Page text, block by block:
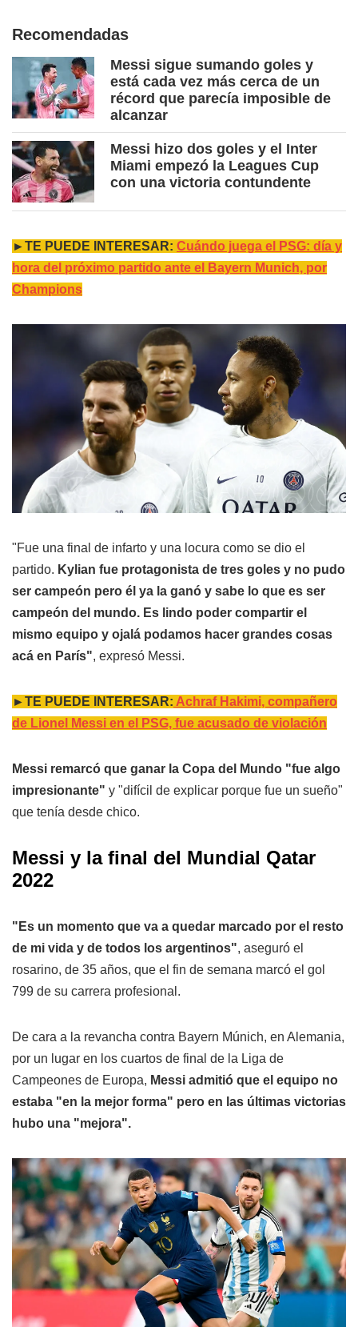
Recomendadas
Messi sigue sumando goles y
está cada vez más cerca de un
récord que parecía imposible de
alcanzar
Messi hizo dos goles y el Inter
Miami empezó la Leagues Cup
con una victoria contundente
►TE PUEDE INTERESAR: Cuándo juega el PSG: día y
hora del próximo partido ante el Bayern Munich, por
Champions
"Fue una final de infarto y una locura como se dio el
partido. Kylian fue protagonista de tres goles y no pudo
ser campeón pero él ya la ganó y sabe lo que es ser
campeón del mundo. Es lindo poder compartir el
mismo equipo y ojalá podamos hacer grandes cosas
acá en París", expresó Messi.
►TE PUEDE INTERESAR: Achraf Hakimi, compañero
de Lionel Messi en el PSG, fue acusado de violación
Messi remarcó que ganar la Copa del Mundo "fue algo
impresionante" y "difícil de explicar porque fue un sueño"
que tenía desde chico.
Messi y la final del Mundial Qatar
2022
"Es un momento que va a quedar marcado por el resto
de mi vida y de todos los argentinos", aseguró el
rosarino, de 35 años, que el fin de semana marcó el gol
799 de su carrera profesional.
De cara a la revancha contra Bayern Múnich, en Alemania,
por un lugar en los cuartos de final de la Liga de
Campeones de Europa, Messi admitió que el equipo no
estaba "en la mejor forma" pero en las últimas victorias
hubo una "mejora".